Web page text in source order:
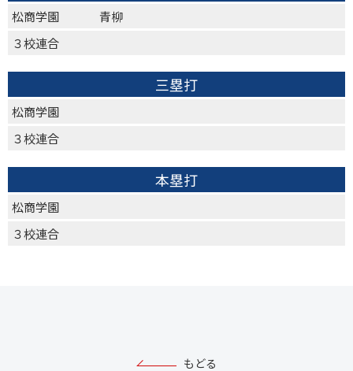
松商学園
青柳
３校連合
三塁打
松商学園
３校連合
本塁打
松商学園
３校連合
もどる